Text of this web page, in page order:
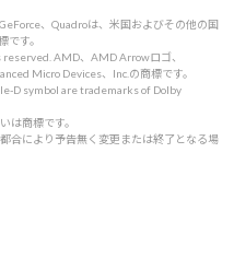
、Quadroは、米国およびその他の国
す。
AMD、AMD Arrowロゴ、
Micro Devices、Inc.の商標です。
D symbol are trademarks of Dolby
は商標です。
合により予告無く変更または終了となる場